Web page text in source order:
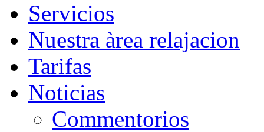
Servicios
Nuestra àrea relajacion
Tarifas
Noticias
Commentorios